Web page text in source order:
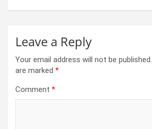
Leave a Reply
Your email address will not be published.
are marked *
Comment *